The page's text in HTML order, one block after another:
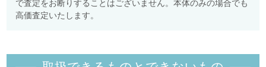
で査定をお断りすることはございません。本体のみの場合でも
高価査定いたします。